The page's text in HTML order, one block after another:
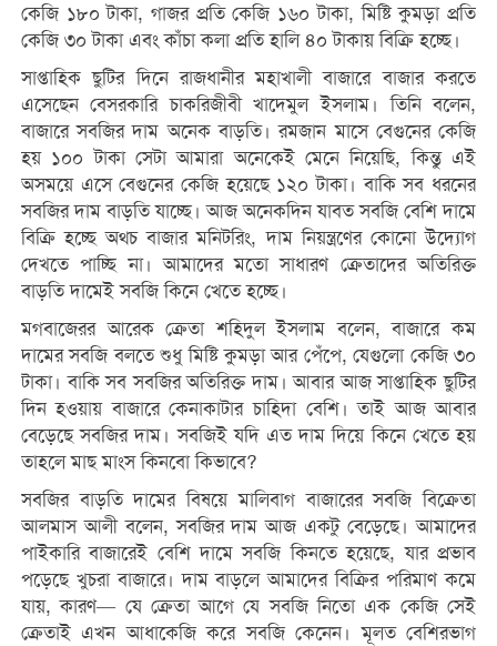
কেজি ১৮০ টাকা, গাজর প্রতি কেজি ১৬০ টাকা, মিষ্টি কুমড়া প্রতি
কেজি ৩০ টাকা এবং কাঁচা কলা প্রতি হালি ৪০ টাকায় বিক্রি হচ্ছে।
সাপ্তাহিক ছুটির দিনে রাজধানীর মহাখালী বাজারে বাজার করতে
এসেছেন বেসরকারি চাকরিজীবী খাদেমুল ইসলাম। তিনি বলেন,
বাজারে সবজির দাম অনেক বাড়তি। রমজান মাসে বেগুনের কেজি
হয় ১০০ টাকা সেটা আমারা অনেকেই মেনে নিয়েছি, কিন্তু এই
অসময়ে এসে বেগুনের কেজি হয়েছে ১২০ টাকা। বাকি সব ধরনের
সবজির দাম বাড়তি যাচ্ছে। আজ অনেকদিন যাবত সবজি বেশি দামে
বিক্রি হচ্ছে অথচ বাজার মনিটরিং, দাম নিয়ন্ত্রণের কোনো উদ্যোগ
দেখতে পাচ্ছি না। আমাদের মতো সাধারণ ক্রেতাদের অতিরিক্ত
বাড়তি দামেই সবজি কিনে খেতে হচ্ছে।
মগবাজেরর আরেক ক্রেতা শহিদুল ইসলাম বলেন, বাজারে কম
দামের সবজি বলতে শুধু মিষ্টি কুমড়া আর পেঁপে, যেগুলো কেজি ৩০
টাকা। বাকি সব সবজির অতিরিক্ত দাম। আবার আজ সাপ্তাহিক ছুটির
দিন হওয়ায় বাজারে কেনাকাটার চাহিদা বেশি। তাই আজ আবার
বেড়েছে সবজির দাম। সবজিই যদি এত দাম দিয়ে কিনে খেতে হয়
তাহলে মাছ মাংস কিনবো কিভাবে?
সবজির বাড়তি দামের বিষয়ে মালিবাগ বাজারের সবজি বিক্রেতা
আলমাস আলী বলেন, সবজির দাম আজ একটু বেড়েছে। আমাদের
পাইকারি বাজারেই বেশি দামে সবজি কিনতে হয়েছে, যার প্রভাব
পড়েছে খুচরা বাজারে। দাম বাড়লে আমাদের বিক্রির পরিমাণ কমে
যায়, কারণ— যে ক্রেতা আগে যে সবজি নিতো এক কেজি সেই
ক্রেতাই এখন আধাকেজি করে সবজি কেনেন। মূলত বেশিরভাগ